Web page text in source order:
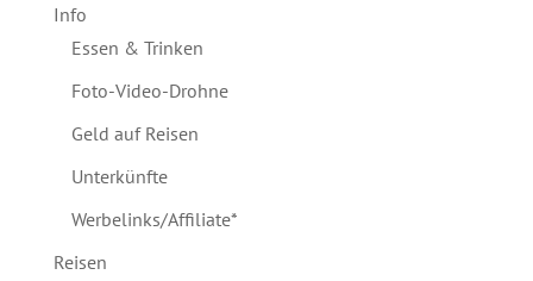
Info
Essen & Trinken
Foto-Video-Drohne
Geld auf Reisen
Unterkünfte
Werbelinks/Affiliate*
Reisen